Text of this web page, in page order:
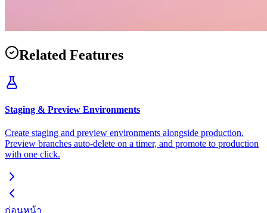
Related Features
Staging & Preview Environments
Create staging and preview environments alongside production.
Preview branches auto-delete on a timer, and promote to production
with one click.
ก่อนหน้า